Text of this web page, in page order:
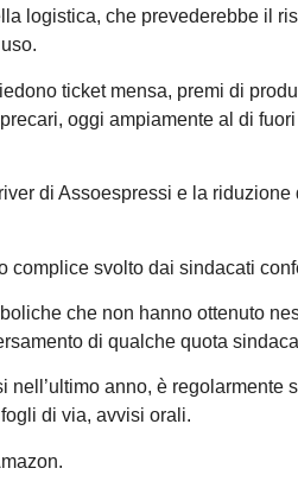
logistica, che prevederebbe il
ticket mensa, premi di
oggi ampiamente al di
di Assoespressi e la
complice svolto dai sindacati
che non hanno ottenuto
di qualche quota
anno, è regolarmente
di via, avvisi orali.